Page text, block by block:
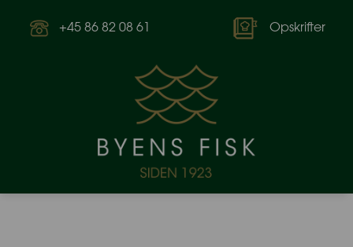
+45 86 82 08 61 Opskrifter